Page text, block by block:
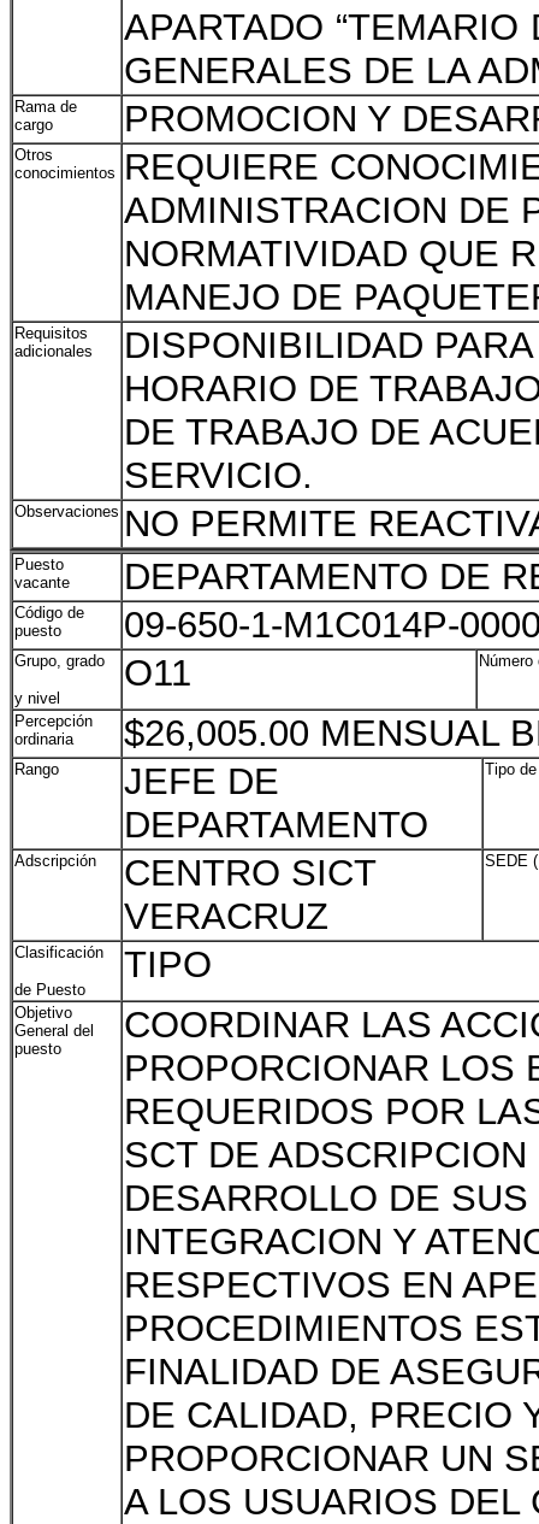
APARTADO
GENERALES DE LA
Rama de
cargo
PROMOCION Y
Otros
conocimientos
REQUIERE
ADMINISTRACION DE
NORMATIVIDAD QUE
MANEJO DE
Requisitos
adicionales
DISPONIBILIDAD
HORARIO DE
DE TRABAJO DE
SERVICIO.
Observaciones NO PERMITE
Puesto
vacante
DEPARTAMENTO DE
Código de
puesto
09-650-1-M1C014P-
Grupo, grado
y nivel
O11
Percepción
ordinaria
$26,005.00 MENSUAL
Rango
JEFE DE
DEPARTAMENTO
Tipo
Adscripción
CENTRO SICT
VERACRUZ
SEDE
Clasificación
de Puesto
TIPO
Objetivo
General del
puesto
COORDINAR LAS
PROPORCIONAR LOS
REQUERIDOS POR
SCT DE
DESARROLLO DE
INTEGRACION Y
RESPECTIVOS EN
PROCEDIMIENTOS
FINALIDAD DE
DE CALIDAD, PRECIO
PROPORCIONAR UN
A LOS USUARIOS DEL